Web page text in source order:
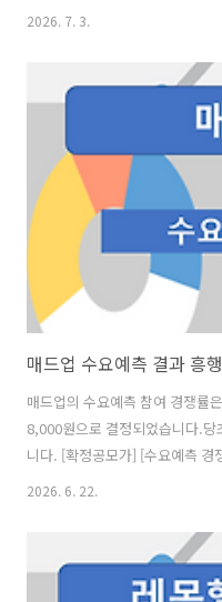
다.청약 판단을 위한 기본 정보
API)을 전문적으로 개발·제조하
상업화 생산기술, 고순도 결정
의약품의 활성 성분을 전문적으
령화 및 만성질환 증가에 따라
흡기계, 소화기계, 신경계 등 특정
2026. 7. 3.
매드업 수요예측 결과 흥
매드업의 수요예측 참여 경쟁률
8,000원으로 결정되었습니다.당
니다. [확정공모가] [수요예측 경
비율은 98.65%였습니다. [의무
679건에 573,704,300주로 전
으로는 27.39%였으며, 2주 확
2026. 6. 22.